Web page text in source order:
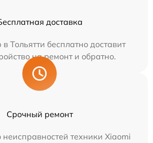
доставка
Тольятти бесплатно доставит
на ремонт и обратно.
Срочный ремонт
техники Xiaomi